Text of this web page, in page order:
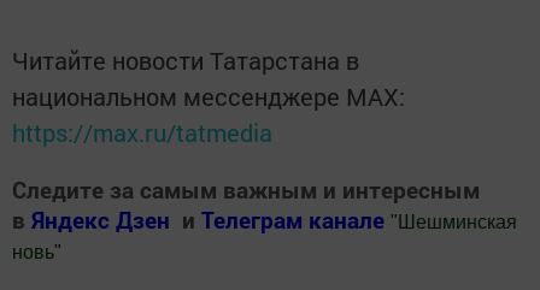
Читайте новости Татарстана в
национальном мессенджере MАХ:
https://max.ru/tatmedia
Следите за самым важным и интересным
в Яндекс Дзен и Телеграм канале " Шешминская
новь"